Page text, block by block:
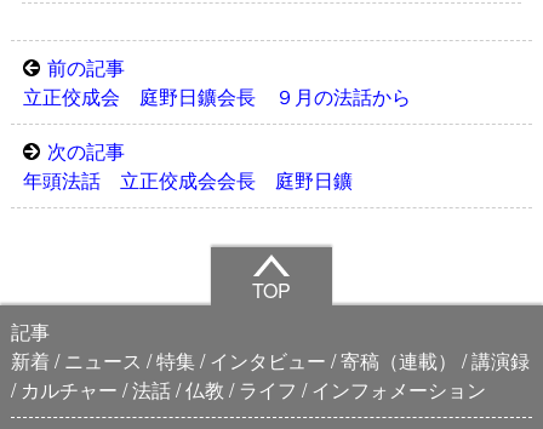
前の記事
立正佼成会 庭野日鑛会長 ９月の法話から
次の記事
年頭法話 立正佼成会会長 庭野日鑛
TOP
記事
新着
ニュース 特集 インタビュー 寄稿（連載）
講演録
カルチャー 法話 仏教 ライフ
インフォメーション